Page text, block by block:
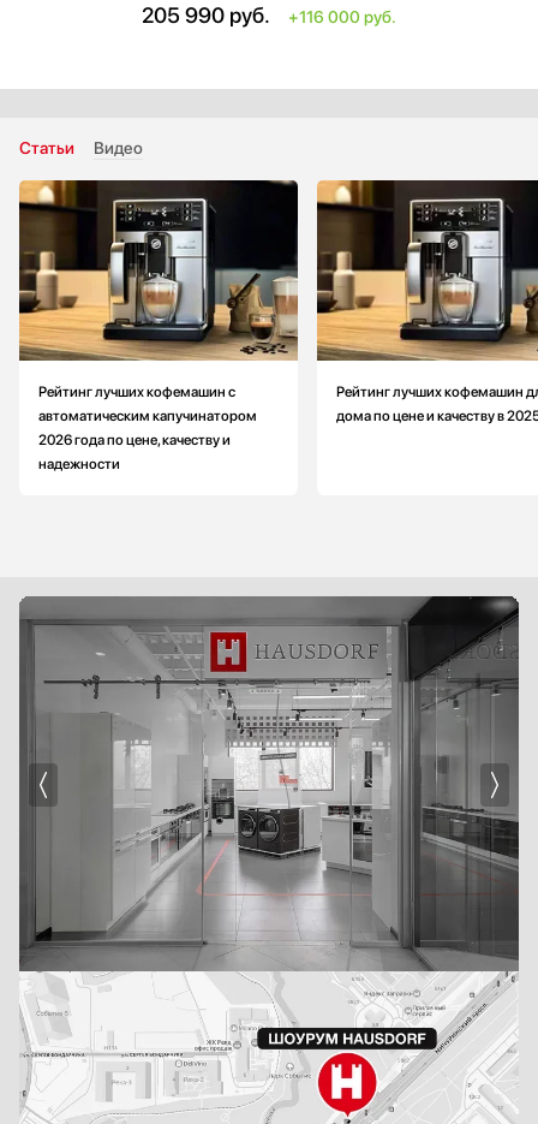
‐ Противокапельная система
Используемый кофе: молотый
205 990 руб. +116 000 руб.
Статьи Видео
Рейтинг лучших кофемашин с
автоматическим капучинатором
2026 года по цене, качеству и
надежности
Рейтинг лучших кофемашин
дома по цене и качеству в